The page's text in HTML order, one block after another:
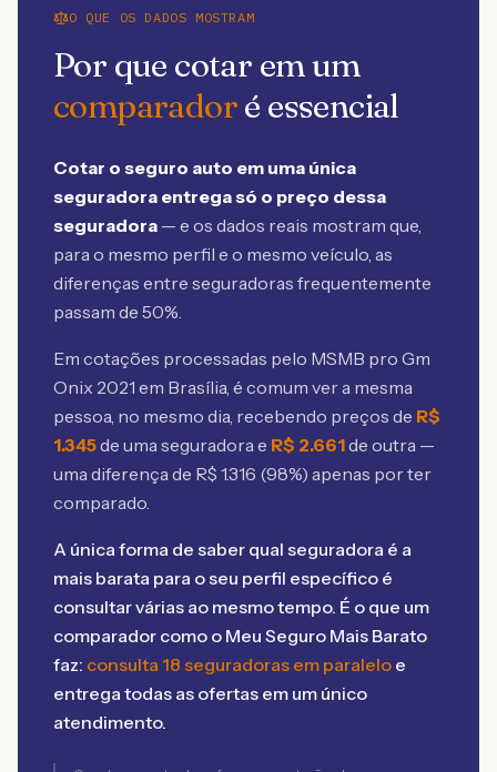
O QUE OS DADOS MOSTRAM
Por que cotar em um
comparadoré essencial
Cotar o seguro auto em uma única
seguradora entrega só o preço dessa
seguradora — e os dados reais mostram que,
para o mesmo perfil e o mesmo veículo, as
diferenças entre seguradoras frequentemente
passam de 50%.
Em cotações processadas pelo MSMB pro Gm
Onix 2021 em Brasília, é comum ver a mesma
pessoa, no mesmo dia, recebendo preços de R$
1.345de uma seguradora e R$ 2.661de outra —
uma diferença de R$ 1.316 (98%) apenas por ter
comparado.
A única forma de saber qual seguradora é a
mais barata para o seu perfil específico é
consultar várias ao mesmo tempo. É o que um
comparador como o Meu Seguro Mais Barato
faz: consulta 18 seguradoras em paralelo e
entrega todas as ofertas em um único
atendimento.